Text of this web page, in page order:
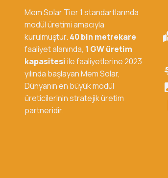
Mem Solar Tier 1 standartlarında
modül üretimi amacıyla
kurulmuştur. 40 bin metrekare
faaliyet alanında, 1 GW üretim
kapasitesiile faaliyetlerine 2023
yılında başlayan Mem Solar,
Dünyanın en büyük modül
üreticilerinin stratejik üretim
partneridir.